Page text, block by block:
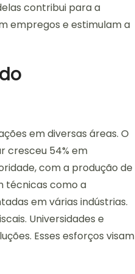
contribui para a
empregos e estimulam a
em diversas áreas. O
cresceu 54% em
com a produção de
técnicas como a
em várias indústrias.
Universidades e
Esses esforços visam